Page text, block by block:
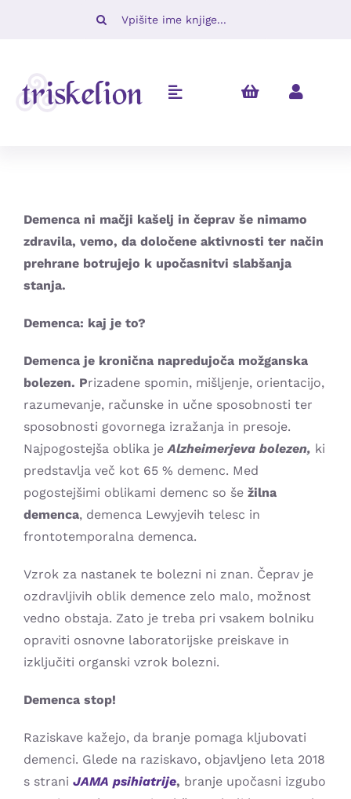
Toggle
Revije
Ugodno
O nas
Demenca ni mačji kašelj in čeprav še nimamo
zdravila, vemo, da določene aktivnosti ter način
prehrane botrujejo k upočasnitvi slabšanja
stanja.
Demenca: kaj je to?
Demenca je kronična napredujoča možganska
bolezen. Prizadene spomin, mišljenje, orientacijo,
razumevanje, računske in učne sposobnosti ter
sposobnosti govornega izražanja in presoje.
Najpogostejša oblika jeAlzheimerjeva bolezen, ki
predstavlja več kot 65 % demenc. Med
pogostejšimi oblikami demenc so še žilna
demenca, demenca Lewyjevih telesc in
frontotemporalna demenca.
Vzrok za nastanek te bolezni ni znan. Čeprav je
ozdravljivih oblik demence zelo malo, možnost
vedno obstaja. Zato je treba pri vsakem bolniku
opraviti osnovne laboratorijske preiskave in
izključiti organski vzrok bolezni.
Demenca stop!
Raziskave kažejo, da branje pomaga kljubovati
demenci. Glede na raziskavo, objavljeno leta 2018
s strani JAMA psihiatrije, branje upočasni izgubo